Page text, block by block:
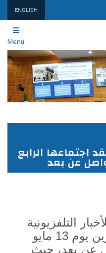
ENGLISH
Menu
اجتماعها الرابع
عن بعد
التلفزيونية
اجتماعها الرابع والعشرين يوم 13 مايو
عن بعد، حيث